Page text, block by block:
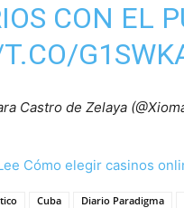
CON EL
Castro de Zelaya
Cómo elegir casinos
Cuba Diario Paradigma